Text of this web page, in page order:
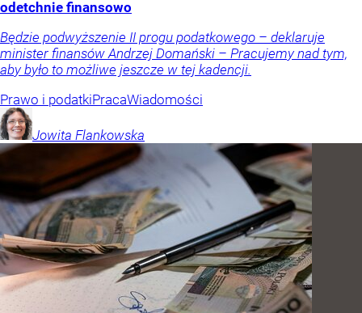
odetchnie finansowo
Będzie podwyższenie II progu podatkowego – deklaruje
minister finansów Andrzej Domański – Pracujemy nad tym,
aby było to możliwe jeszcze w tej kadencji.
Prawo i podatkiPracaWiadomości
Jowita Flankowska